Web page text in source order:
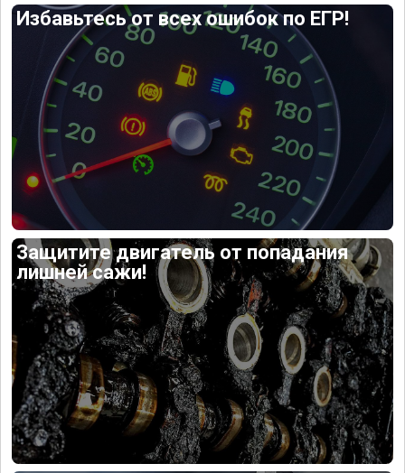
Избавьтесь от всех ошибок по ЕГР!
Защитите двигатель от попадания
лишней сажи!